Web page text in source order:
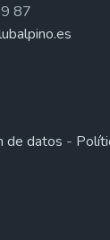
87
de datos -